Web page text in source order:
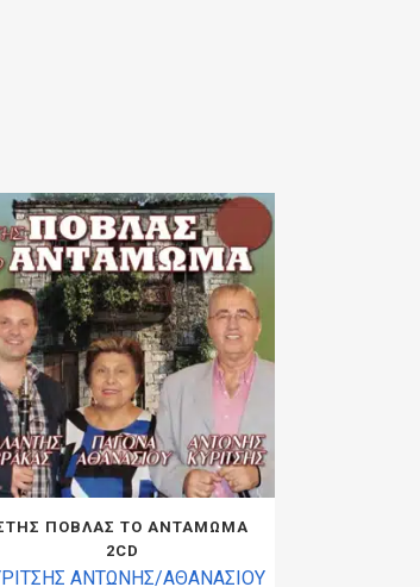
ΠΟΒΛΑΣ ΤΟ ΑΝΤΑΜΩΜΑ
2CD
ΑΝΤΩΝΗΣ/ΑΘΑΝΑΣΙΟΥ